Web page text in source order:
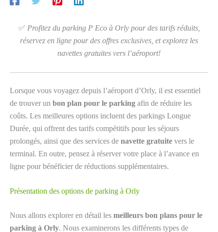
✅ Profitez du parking P Eco à Orly pour des tarifs réduits,
réservez en ligne pour des offres exclusives, et explorez les
navettes gratuites vers l’aéroport!
Lorsque vous voyagez depuis l’aéroport d’Orly, il est essentiel
de trouver un bon plan pour le parking afin de réduire les
coûts. Les meilleures options incluent des parkings Longue
Durée, qui offrent des tarifs compétitifs pour les séjours
prolongés, ainsi que des services de navette gratuite vers le
terminal. En outre, pensez à réserver votre place à l’avance en
ligne pour bénéficier de réductions supplémentaires.
Présentation des options de parking à Orly
Nous allons explorer en détail les meilleurs bon plans pour le
parking à Orly. Nous examinerons les différents types de